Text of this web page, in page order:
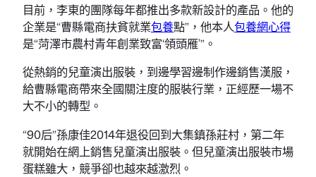
目前，李東的團隊每年都推出多款新設計的產品。他的
企業是“曹縣電商扶貧就業包養點”，他本人包養網心得
是“菏澤市農村青年創業致富‘領頭雁’”。
從熱銷的兒童演出服裝，到邊學習邊制作邊銷售漢服，
給曹縣電商帶來全國關注度的服裝行業，正經歷一場不
大不小的轉型。
“90后”孫康佳2014年退役回到大集鎮孫莊村，第二年
就開始在網上銷售兒童演出服裝。但兒童演出服裝市場
蛋糕雖大，競爭卻也越來越激烈。